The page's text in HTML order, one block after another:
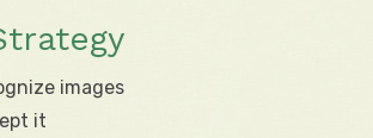
images
it